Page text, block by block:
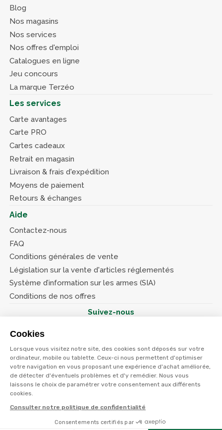
Cookies
Lorsque vous visitez notre site, des cookies sont déposés sur votre
ordinateur, mobile ou tablette. Ceux-ci nous permettent d'optimiser
votre navigation en vous proposant une expérience d'achat améliorée,
de détecter d'éventuels problèmes et d'y remédier. Nous vous
laissons le choix de paramétrer votre consentement aux différents
cookies.
Consulter notre politique de confidentialité
Consentements certifiés par
Blog
Nos magasins
Nos services
Nos offres d'emploi
Catalogues en ligne
Jeu concours
La marque Terzéo
Les services
Carte avantages
Carte PRO
Cartes cadeaux
Retrait en magasin
Livraison & frais d'expédition
Moyens de paiement
Retours & échanges
Aide
Contactez-nous
FAQ
Conditions générales de vente
Législation sur la vente d'articles réglementés
Système d’information sur les armes (SIA)
Conditions de nos offres
Suivez-nous
© Terres et eaux 2026
Politique de confidentialité
Mentions légales
CGV